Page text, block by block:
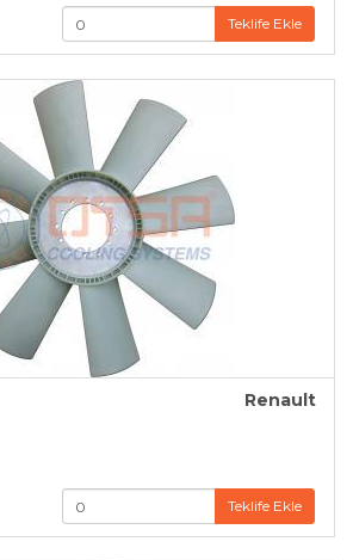
Teklife Ekle
Renault
Teklife Ekle